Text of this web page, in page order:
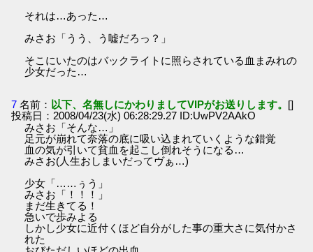
それは…あった…
みさお「うう、う嘘だろっ？」
そこにいたのはバックライトに照らされている血まみれの
少女だった…
7 名前： 以下、名無しにかわりましてVIPがお送りします。 []
投稿日：2008/04/23(水) 06:28:29.27 ID:UwPV2AAkO
みさお「そんな…」
足元が崩れて奈落の底に吸い込まれていくような錯覚
血の気が引いて貧血を起こし倒れそうになる…
みさお(人生おしまいだってヴぁ…)
少女「……ぅう」
みさお「！！！」
まだ生きてる！
急いで歩みよる
しかし少女に近付くほど自分がした事の重大さに気付かさ
れた